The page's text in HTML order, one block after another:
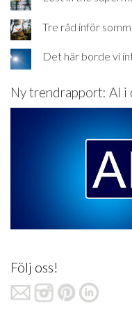
Tre råd inför
Det här borde vi
Ny trendrapport: AI i
Följ oss!